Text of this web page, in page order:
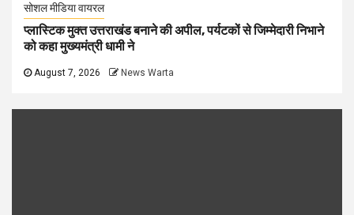
सोशल मीडिया वायरल
प्लास्टिक मुक्त उत्तराखंड बनाने की अपील, पर्यटकों से जिम्मेदारी निभाने
को कहा मुख्यमंत्री धामी ने
August 7, 2026 News Warta